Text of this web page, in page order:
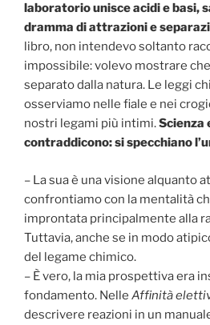
laboratorio unisce acidi e basi,
dramma di attrazioni e
libro, non intendevo soltanto
impossibile: volevo mostrare che
separato dalla natura. Le leggi
osserviamo nelle fiale e nei
nostri legami più intimi.Scienza
contraddicono: si specchiano
– La sua è una visione alquanto
confrontiamo con la mentalità
improntata principalmente alla
Tuttavia, anche se in modo
del legame chimico.
– È vero, la mia prospettiva era
fondamento. Nelle Affinità
descrivere reazioni in un